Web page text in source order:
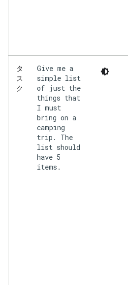
タ
ス
ク
Give me a
simple list
of just the
things that
I must
bring on a
camping
trip. The
list should
have 5
items.